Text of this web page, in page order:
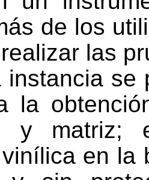
de los
las
instancia
la
y matriz;
en la